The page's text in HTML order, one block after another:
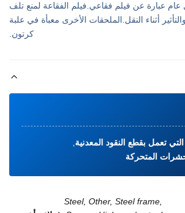
عبارة عن فيلم فقاعي.فيلم الفقاعة لمنع تلف
أثناء النقل.الملحقات الأخرى معبأة في علبة
كرتون.
تعمل بقطع النقود المعدنية
المتحركة
Steel, Other, Steel frame,